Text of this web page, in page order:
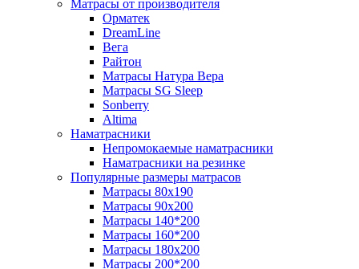
Матрасы от производителя
Орматек
DreamLine
Вега
Райтон
Матрасы Натура Вера
Матрасы SG Sleep
Sonberry
Altima
Наматрасники
Непромокаемые наматрасники
Наматрасники на резинке
Популярные размеры матрасов
Матрасы 80x190
Матрасы 90x200
Матрасы 140*200
Матрасы 160*200
Матрасы 180x200
Матрасы 200*200